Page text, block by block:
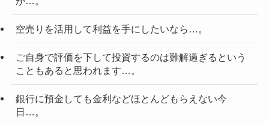
空売りを活用して利益を手にしたいなら…。
ご自身で評価を下して投資するのは難解過ぎるという
こともあると思われます…。
銀行に預金しても金利などほとんどもらえない今
日…。